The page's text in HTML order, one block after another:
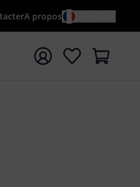
A propos
de recherche